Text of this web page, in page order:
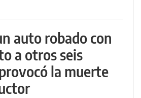
auto robado con
a otros seis
la muerte